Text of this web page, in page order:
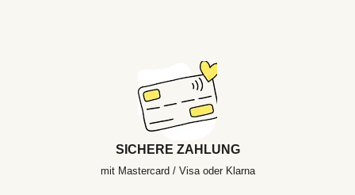
SICHERE ZAHLUNG
mit Mastercard / Visa oder Klarna